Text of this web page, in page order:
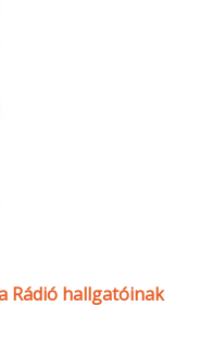
Rádió hallgatóinak